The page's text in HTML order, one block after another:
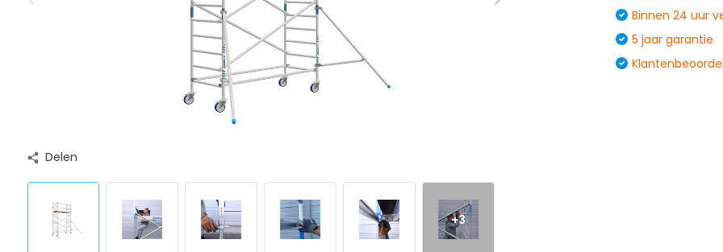
Delen
+3
Binnen 24 uur
5 jaar garantie